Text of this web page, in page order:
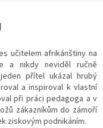
učitelem afrikánštiny na
a nikdy neviděl ručně
přítel ukázal hrubý
a inspiroval k vlastní
při práci pedagoga a v
zákazníkům do zámoří
ziskovým podnikáním.